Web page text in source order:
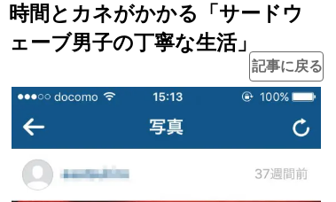
時間とカネがかかる「サードウ
ェーブ男子の丁寧な生活」
記事に戻る